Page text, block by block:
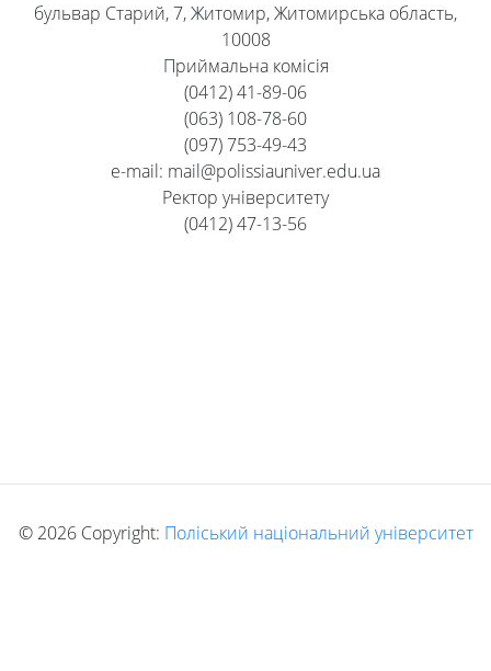
бульвар Старий, 7, Житомир, Житомирська область,
10008
Приймальна комісія
(0412) 41-89-06
(063) 108-78-60
(097) 753-49-43
e-mail: mail@polissiauniver.edu.ua
Ректор університету
(0412) 47-13-56
© 2026 Copyright: Поліський національний університет